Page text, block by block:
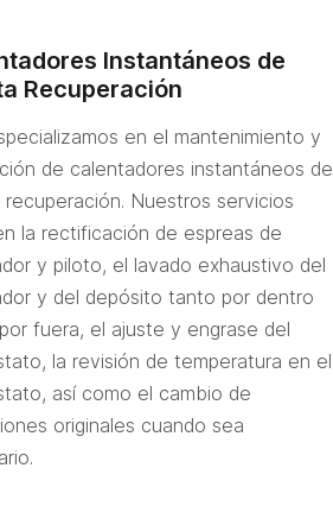
Instantáneos de
Recuperación
en el mantenimiento y
de calentadores instantáneos de
recuperación. Nuestros servicios
la rectificación de espreas de
y piloto, el lavado exhaustivo del
y del depósito tanto por dentro
fuera, el ajuste y engrase del
la revisión de temperatura en el
así como el cambio de
originales cuando sea